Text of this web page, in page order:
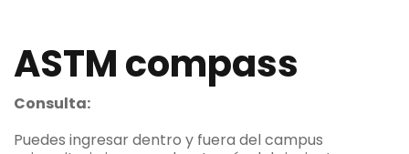
ASTM compass
Consulta:
Puedes ingresar dentro y fuera del campus